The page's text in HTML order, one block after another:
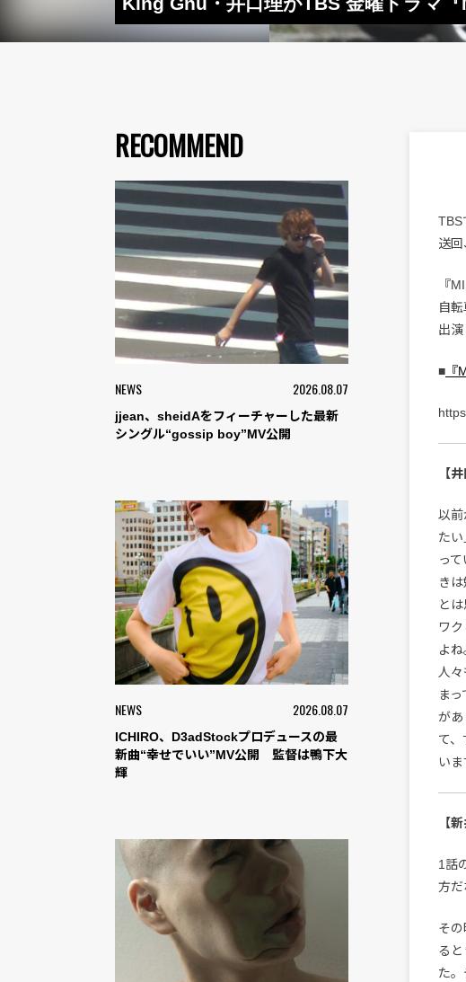
RECOMMEND
NEWS 2026.08.07
jjean、sheidAをフィーチャーした最新
シングル“gossip boy”MV公開
NEWS 2026.08.07
ICHIRO、D3adStockプロデュースの最
新曲“幸せでいい”MV公開 監督は鴨下大
輝
TBS
送
『
自
出演
■
【
以前
た
っ
き
と
ワ
よ
人
ま
があ
て
いま
【
1話
方だ
そ
る
た